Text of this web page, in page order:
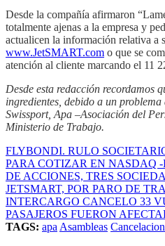
Desde la compañía afirmaron
totalmente ajenas a la empresa y
actualicen la información relativa a
www.JetSMART.com o que se
atención al cliente marcando el 11
Desde esta redacción recordamos
ingredientes, debido a un
Swissport, Apa –Asociación del
Ministerio de Trabajo.
FLYBONDI. RULO
PARA COTIZAR EN NASDAQ
DE ACCIONES, TRES
JETSMART, POR PARO DE
INTERCARGO CANCELO 33
PASAJEROS FUERON
TAGS: apa Asambleas